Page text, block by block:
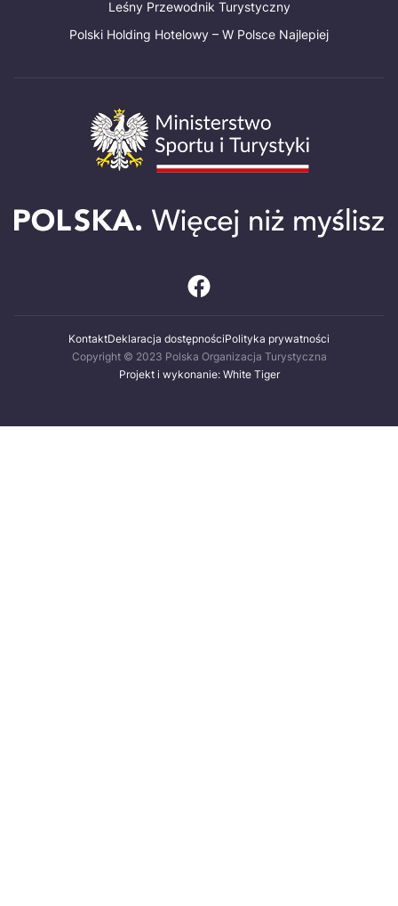
Leśny Przewodnik Turystyczny
Polski Holding Hotelowy – W Polsce Najlepiej
KontaktDeklaracja dostępnościPolityka prywatności
Copyright © 2023 Polska Organizacja Turystyczna
Projekt i wykonanie: White Tiger